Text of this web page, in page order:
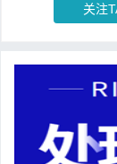
关注